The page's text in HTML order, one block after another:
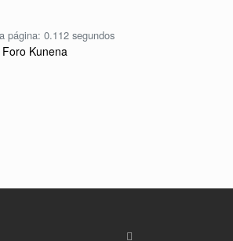
página: 0.112 segundos
Foro Kunena